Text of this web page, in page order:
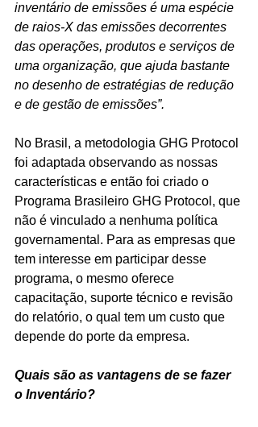
inventário de emissões é uma espécie
de raios-X das emissões decorrentes
das operações, produtos e serviços de
uma organização, que ajuda bastante
no desenho de estratégias de redução
e de gestão de emissões”.
No Brasil, a metodologia GHG Protocol
foi adaptada observando as nossas
características e então foi criado o
Programa Brasileiro GHG Protocol, que
não é vinculado a nenhuma política
governamental. Para as empresas que
tem interesse em participar desse
programa, o mesmo oferece
capacitação, suporte técnico e revisão
do relatório, o qual tem um custo que
depende do porte da empresa.
Quais são as vantagens de se fazer
o Inventário?